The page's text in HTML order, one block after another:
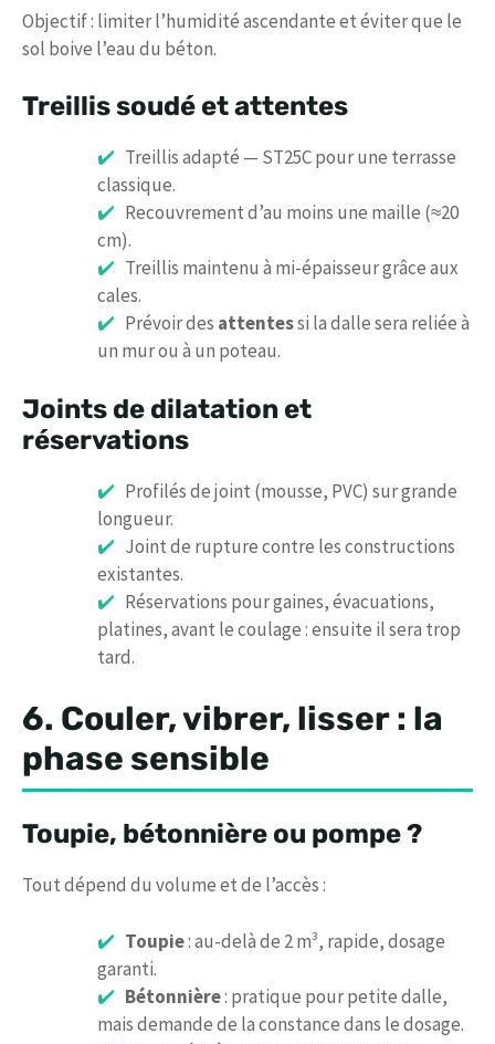
Objectif : limiter l’humidité ascendante et éviter que le
sol boive l’eau du béton.
Treillis soudé et attentes
Treillis adapté — ST25C pour une terrasse
classique.
Recouvrement d’au moins une maille (≈20
cm).
Treillis maintenu à mi-épaisseur grâce aux
cales.
Prévoir des attentessi la dalle sera reliée à
un mur ou à un poteau.
Joints de dilatation et
réservations
Profilés de joint (mousse, PVC) sur grande
longueur.
Joint de rupture contre les constructions
existantes.
Réservations pour gaines, évacuations,
platines, avant le coulage : ensuite il sera trop
tard.
6. Couler, vibrer, lisser : la
phase sensible
Toupie, bétonnière ou pompe ?
Tout dépend du volume et de l’accès :
Toupie: au-delà de 2 m³, rapide, dosage
garanti.
Bétonnière: pratique pour petite dalle,
mais demande de la constance dans le dosage.